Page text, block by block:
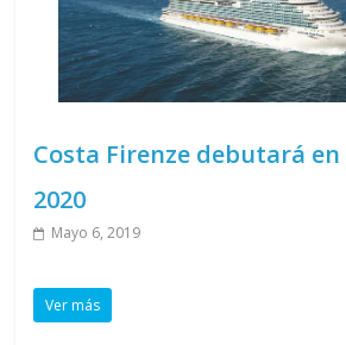
Costa Firenze debutará
2020
Mayo 6, 2019
Ver más